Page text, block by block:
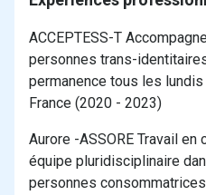
ACCEPTESS-T
personnes trans-
permanence tous les
France (2020 - 2023)
Aurore -ASSORE Travail
équipe pluridisciplinaire
personnes